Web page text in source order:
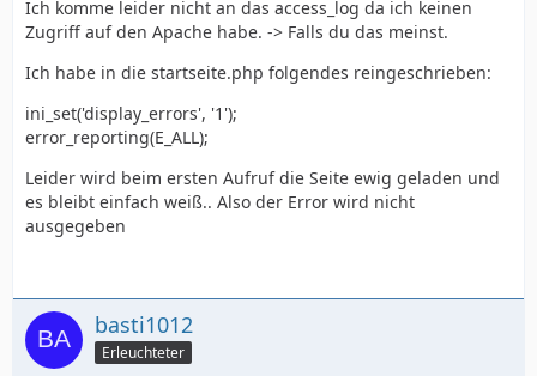
Ich komme leider nicht an das access_log da ich keinen
Zugriff auf den Apache habe. -> Falls du das meinst.
Ich habe in die startseite.php folgendes reingeschrieben:
ini_set('display_errors', '1');
error_reporting(E_ALL);
Leider wird beim ersten Aufruf die Seite ewig geladen und
es bleibt einfach weiß.. Also der Error wird nicht
ausgegeben
basti1012
Erleuchteter